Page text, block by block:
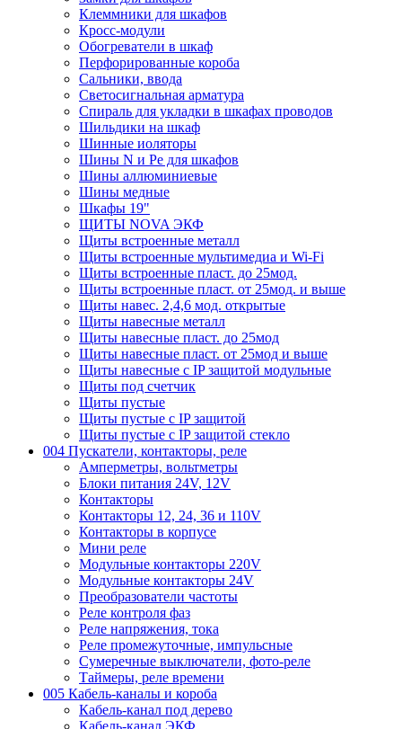
Клеммники для шкафов
Кросс-модули
Обогреватели в шкаф
Перфорированные короба
Сальники, ввода
Светосигнальная арматура
Спираль для укладки в шкафах проводов
Шильдики на шкаф
Шинные иоляторы
Шины N и Pe для шкафов
Шины аллюминиевые
Шины медные
Шкафы 19"
ЩИТЫ NOVA ЭКФ
Щиты встроенные металл
Щиты встроенные мультимедиа и Wi-Fi
Щиты встроенные пласт. до 25мод.
Щиты встроенные пласт. от 25мод. и выше
Щиты навес. 2,4,6 мод. открытые
Щиты навесные металл
Щиты навесные пласт. до 25мод
Щиты навесные пласт. от 25мод и выше
Щиты навесные с IP защитой модульные
Щиты под счетчик
Щиты пустые
Щиты пустые с IP защитой
Щиты пустые с IP защитой стекло
004 Пускатели, контакторы, реле
Амперметры, вольтметры
Блоки питания 24V, 12V
Контакторы
Контакторы 12, 24, 36 и 110V
Контакторы в корпусе
Мини реле
Модульные контакторы 220V
Модульные контакторы 24V
Преобразователи частоты
Реле контроля фаз
Реле напряжения, тока
Реле промежуточные, импульсные
Сумеречные выключатели, фото-реле
Таймеры, реле времени
005 Кабель-каналы и короба
Кабель-канал под дерево
Кабель-канал ЭКФ